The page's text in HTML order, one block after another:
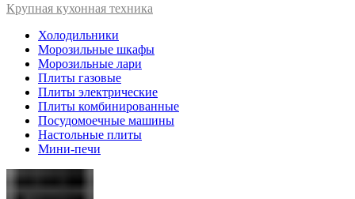
Крупная кухонная техника
Холодильники
Морозильные шкафы
Морозильные лари
Плиты газовые
Плиты электрические
Плиты комбинированные
Посудомоечные машины
Настольные плиты
Мини-печи